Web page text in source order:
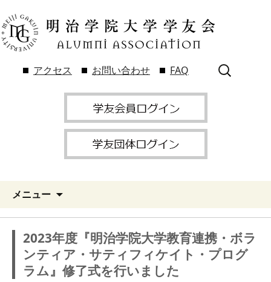
アクセス お問い合わせ FAQ
検
索:
メニュー
2023年度『明治学院大学教育連携・ボラ
ンティア・サティフィケイト・プログ
ラム』修了式を行いました